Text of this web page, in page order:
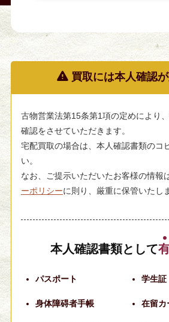
買取には本人確認
古物営業法第15条第1項の定めにより
確認をさせていただきます。
宅配買取の場合は、本人確認書類のコ
い。
なお、ご提示いただいたお客様の情報
ーポリシーに則り、厳重に保管いたし
本人確認書類として
パスポート 学生証
身体障碍者手帳 在留カ